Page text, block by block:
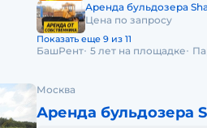
Аренда бульдозера
Цена по запросу
Показать еще 9 из 11
БашРент 5 лет на площадке
Москва
Аренда бульдозера